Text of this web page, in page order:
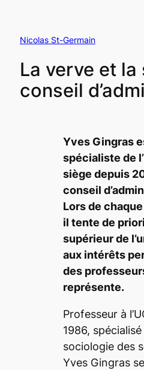
Nicolas St-Germain
La verve et
conseil
Yves Gingras
spécialiste de
siège depuis
conseil
Lors de
il tente de
supérieur de
aux intérêts
des
représente.
Professeur à
1986,
sociologie des
Yves Gingras